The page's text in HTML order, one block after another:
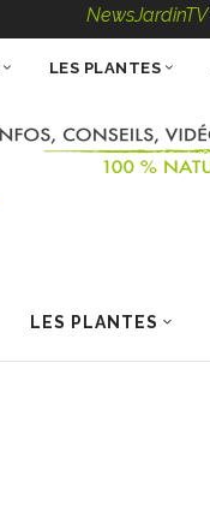
NewsJardinTV – Infos,
LES PLANTES
LES PLANTES